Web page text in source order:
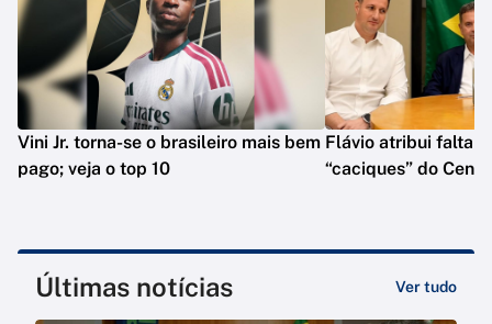
Vini Jr. torna-se o brasileiro mais bem
pago; veja o top 10
Flávio atribui falta
“caciques” do
Últimas notícias Ver tudo